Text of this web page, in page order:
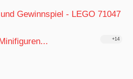
Gewinnspiel - LEGO 71047
+14